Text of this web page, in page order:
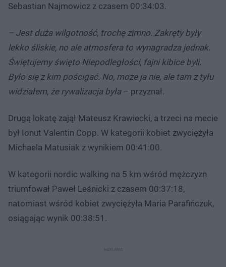
Sebastian Najmowicz z czasem 00:34:03.
– Jest duża wilgotność, trochę zimno. Zakręty były
lekko śliskie, no ale atmosfera to wynagradza jednak.
Świętujemy święto Niepodległości, fajni kibice byli.
Było się z kim pościgać. No, może ja nie, ale tam z tyłu
widziałem, że rywalizacja była– przyznał.
Drugą lokatę zajął Mateusz Krawiecki, a trzeci na mecie
był Ionut Valentin Copp. W kategorii kobiet zwyciężyła
Michaela Matusiak z wynikiem 00:41:00.
W kategorii nordic walking na 5 km wśród mężczyzn
triumfował Paweł Leśnicki z czasem 00:37:18,
natomiast wśród kobiet zwyciężyła Maria Parafińczuk,
osiągając wynik 00:38:51.